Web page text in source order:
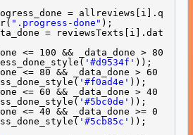
= allreviews[i].q
".progress-done" );
= reviewsTexts[i].dat
<= 100 && _data_done > 80
'#d9534f' ));
<= 80 && _data_done > 60
'#f0ad4e' ));
<= 60 && _data_done > 40
'#5bc0de' ));
<= 40 && _data_done >= 0
'#5cb85c' ));